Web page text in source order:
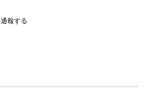
通報する